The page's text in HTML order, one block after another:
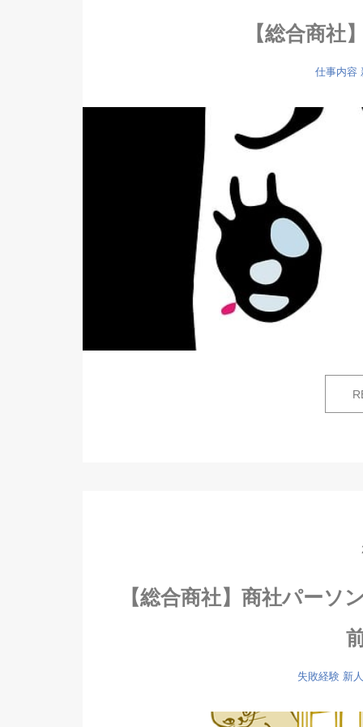
【総合商社
仕事内容
【総合商社】商社パー
失敗経験 新